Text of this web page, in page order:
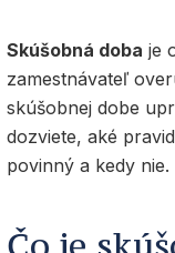
Skúšobná doba je
zamestnávateľ
skúšobnej dobe
dozviete, aké
povinný a kedy nie.